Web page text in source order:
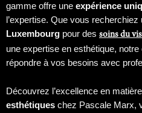
gamme offre une expérience
l’expertise. Que vous recherchiez
Luxembourg pour des soins du
une expertise en esthétique,
répondre à vos besoins avec
Découvrez l’excellence en
esthétiques chez Pascale Marx,